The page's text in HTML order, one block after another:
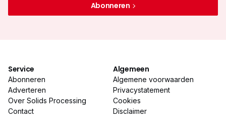
Abonneren
Service
Abonneren
Adverteren
Over Solids Processing
Contact
Algemeen
Algemene voorwaarden
Privacystatement
Cookies
Disclaimer